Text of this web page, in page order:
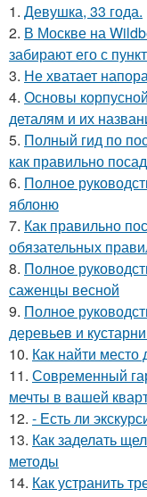
1. Девушка, 33 года.
2. В Москве на
забирают его с
3. Не хватает
4. Основы
деталям и их
5. Полный гид по
как правильно
6. Полное
яблоню
7. Как правильно
обязательных
8. Полное
саженцы весной
9. Полное
деревьев и
10. Как найти
11. Современный
мечты в вашей
12. - Есть ли
13. Как заделать
методы
14. Как устранить